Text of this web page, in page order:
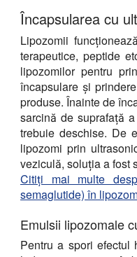
Încapsularea cu
Lipozomii
terapeutice, peptide
lipozomilor pentru
încapsulare și
produse. Înainte de
sarcină de suprafață
trebuie deschise. De
lipozomi prin
veziculă, soluția a fost
Citiți mai multe
semaglutide) în
Emulsii lipozomale
Pentru a spori efectul